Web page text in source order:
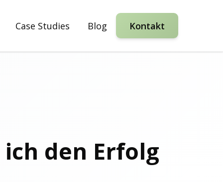
Case Studies Blog Kontakt
den Erfolg